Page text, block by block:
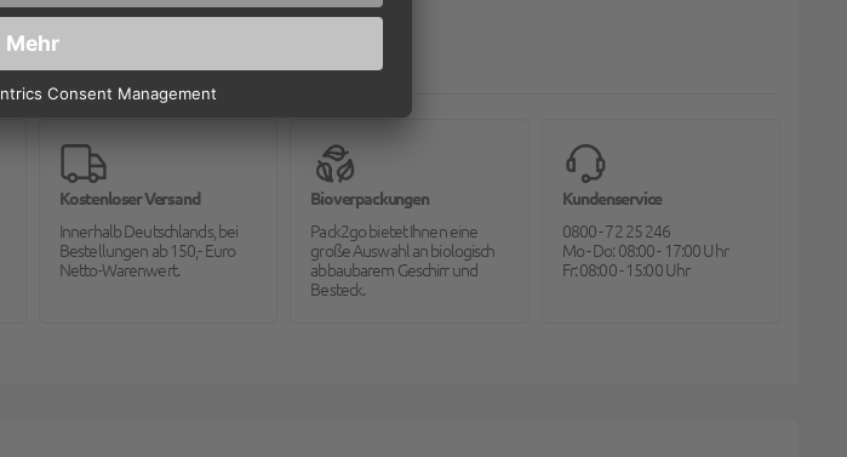
Kostenloser Versand
Innerhalb Deutschlands, bei
Bestellungen ab 150,- Euro
Netto-Warenwert.
Bioverpackungen
Pack2go bietet Ihnen eine
große Auswahl an biologisch
abbaubarem Geschirr und
Besteck.
Kundenservice
0800 - 72 25 246
Mo - Do: 08:00 - 17:00 Uhr
Fr: 08:00 - 15:00 Uhr